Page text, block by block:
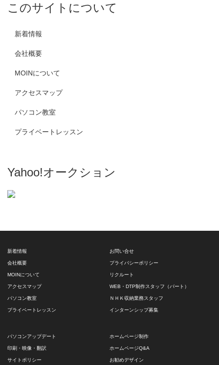
このサイトについて
新着情報
会社概要
MOINについて
アクセスマップ
パソコン教室
プライベートレッスン
Yahoo!オークション
新着情報
会社概要
MOINについて
アクセスマップ
パソコン教室
プライベートレッスン
お問い合せ
プライバシーポリシー
リクルート
WEB・DTP制作スタッフ（パート）
ＮＨＫ収納業務スタッフ
インターンシップ募集
パソコンアップデート
印刷・映像・翻訳
サイトポリシー
ホームページ制作
ホームページQ&A
お勧めデザイン